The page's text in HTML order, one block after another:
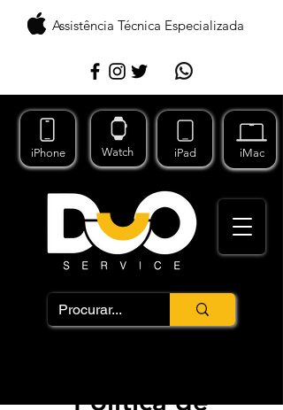
Assistência Técnica Especializada
iPhone Watch iPad iMac
Política de